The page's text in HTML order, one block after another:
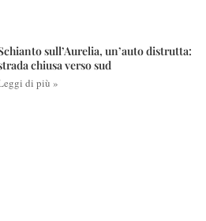
sull’Aurelia, un’auto distrutta:
chiusa verso sud
di più »